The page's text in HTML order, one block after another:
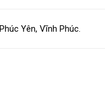
Yên, Vĩnh Phúc.